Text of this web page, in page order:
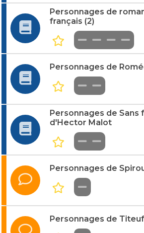
Personnages de
français (2)
Personnages de
Personnages de Sans
d'Hector Malot
Personnages de
Personnages de Titeuf